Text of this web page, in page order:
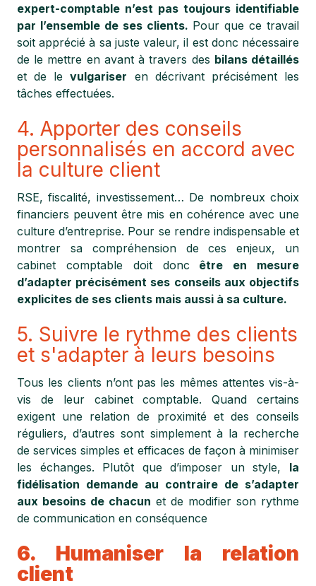
expert-comptable n’est pas toujours identifiable
par l’ensemble de ses clients. Pour que ce travail
soit apprécié à sa juste valeur, il est donc nécessaire
de le mettre en avant à travers des bilans détaillés
et de levulgariser en décrivant précisément les
tâches effectuées.
4. Apporter des conseils
personnalisés en accord avec
la culture client
RSE, fiscalité, investissement… De nombreux choix
financiers peuvent être mis en cohérence avec une
culture d’entreprise. Pour se rendre indispensable et
montrer sa compréhension de ces enjeux, un
cabinet comptable doit donc être en mesure
d’adapter précisément ses conseils aux objectifs
explicites de ses clients mais aussi à sa culture.
5. Suivre le rythme des clients
et s'adapter à leurs besoins
Tous les clients n’ont pas les mêmes attentes vis-à-
vis de leur cabinet comptable. Quand certains
exigent une relation de proximité et des conseils
réguliers, d’autres sont simplement à la recherche
de services simples et efficaces de façon à minimiser
les échanges. Plutôt que d’imposer un style, la
fidélisation demande au contraire de s’adapter
aux besoins de chacun et de modifier son rythme
de communication en conséquence
6. Humaniser la relation
client